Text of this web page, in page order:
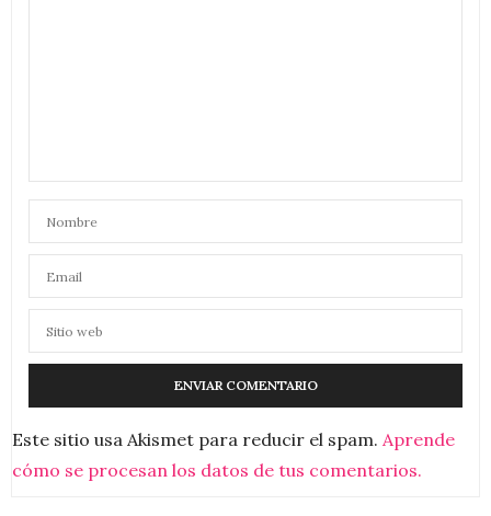
Este sitio usa Akismet para reducir el spam. Aprende
cómo se procesan los datos de tus comentarios.